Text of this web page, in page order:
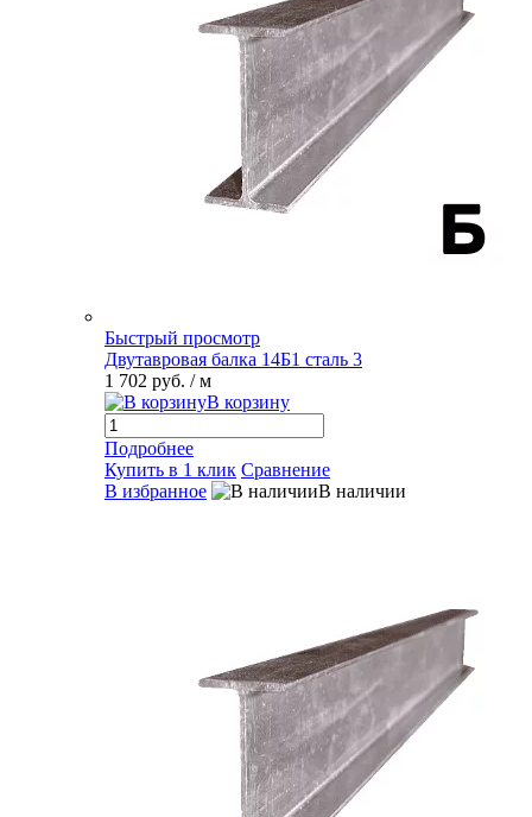
Быстрый просмотр
Двутавровая балка 14Б1 сталь 3
1 702 руб. / м
В корзину
Подробнее
Купить в 1 клик Сравнение
В избранное
В наличии